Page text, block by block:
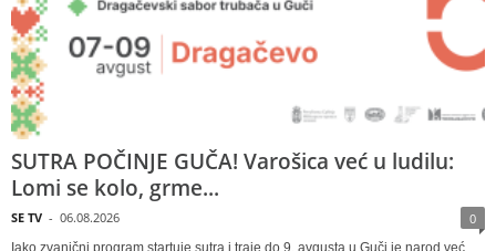
SUTRA POČINJE GUČA! Varošica već u ludilu:
Lomi se kolo, grme...
SE TV - 06.08.2026 0
Iako zvanični program startuje sutra i traje do 9. avgusta u Guči je narod već